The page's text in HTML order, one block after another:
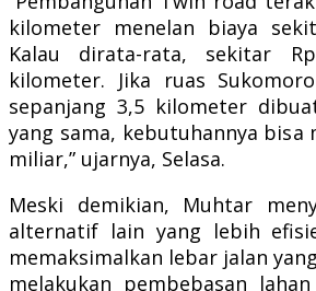
kilometer menelan biaya
Kalau dirata-rata, sekitar
kilometer. Jika ruas
sepanjang 3,5 kilometer
yang sama, kebutuhannya bisa
miliar,” ujarnya, Selasa.
Meski demikian, Muhtar
alternatif lain yang lebih
memaksimalkan lebar jalan
melakukan pembebasan